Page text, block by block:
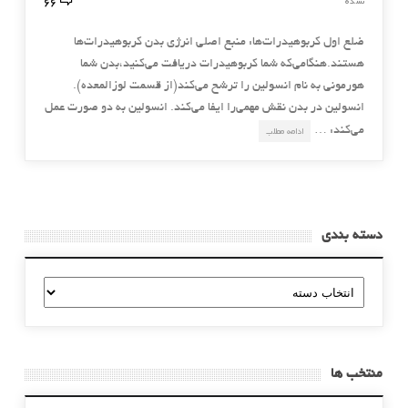
ضلع اول کربوهیدرات‌ها: منبع اصلی انرژی بدن کربوهیدرات‌ها
هستند.هنگامی‌که شما کربوهیدرات دریافت می‌کنید،بدن شما
هورمونی به نام انسولین را ترشح می‌کند(از قسمت لوزالمعده).
انسولین در بدن نقش مهمی‌را ایفا می‌کند. انسولین به دو صورت عمل
می‌کند: …
ادامه مطلب
دسته بندی
دسته
بندی
منتخب ها